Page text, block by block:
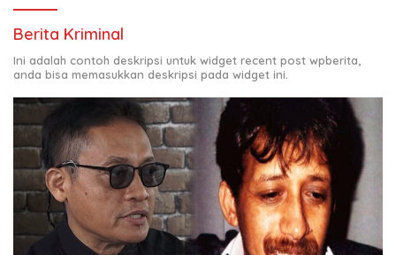
Berita Kriminal
Ini adalah contoh deskripsi untuk widget recent post wpberita,
anda bisa memasukkan deskripsi pada widget ini.